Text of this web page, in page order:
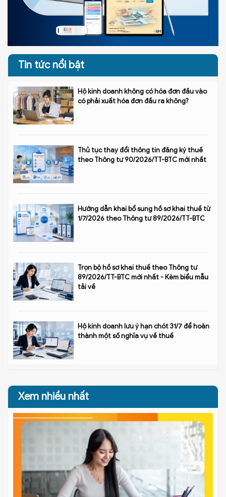
Tin tức nổi bật
Hộ kinh doanh không có hóa đơn đầu vào
có phải xuất hóa đơn đầu ra không?
Thủ tục thay đổi thông tin đăng ký thuế
theo Thông tư 90/2026/TT-BTC mới nhất
Hướng dẫn khai bổ sung hồ sơ khai thuế từ
1/7/2026 theo Thông tư 89/2026/TT-BTC
Trọn bộ hồ sơ khai thuế theo Thông tư
89/2026/TT-BTC mới nhất - Kèm biểu mẫu
tải về
Hộ kinh doanh lưu ý hạn chót 31/7 để hoàn
thành một số nghĩa vụ về thuế
Xem nhiều nhất